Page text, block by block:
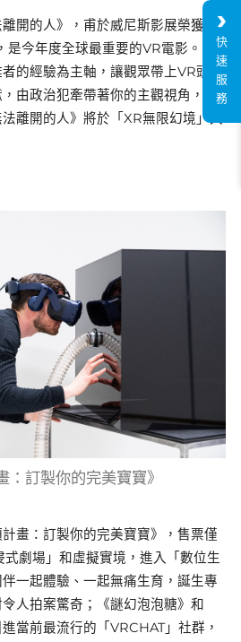
開的人》，甫於威尼斯影展榮獲VR
今年度全球最重要的VR電影。陳
的經驗為主軸，讓觀眾帶上VR頭顯
由政治犯牽帶著你的主觀視角，沉
離開的人》將於「XR無限幻境」大
：訂製你的完美寶寶》
畫：訂製你的完美寶寶》，售票僅
劇場」和虛擬實境，進入「數位生
一起體驗、一起無痛生育，誕生專
人拍案驚奇；《謎幻泡泡糖》和
當前最流行的「VRCHAT」社群，
快
速
服
務